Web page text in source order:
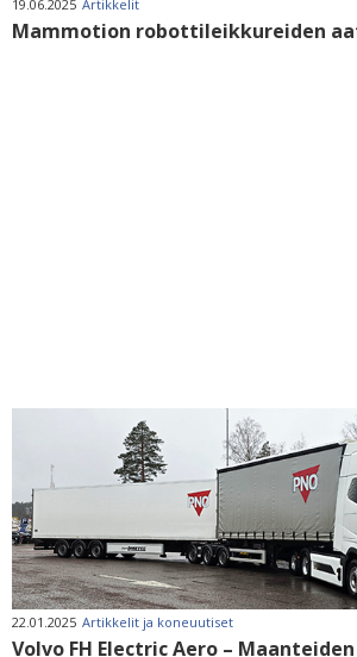
19.06.2025 Artikkelit
Mammotion robottileikkureiden
22.01.2025 Artikkelit ja koneuutiset
Volvo FH Electric Aero –